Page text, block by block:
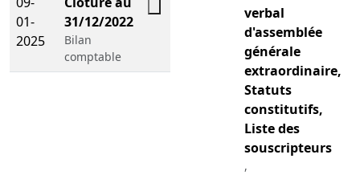
01-
2025
31/12/2022
Bilan
comptable
verbal
d'assemblée
générale
extraordinaire,
Statuts
constitutifs,
Liste des
souscripteurs
,